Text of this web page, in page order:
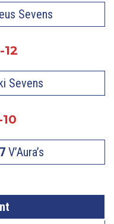
Sevens
12
Sevens
V’Aura’s